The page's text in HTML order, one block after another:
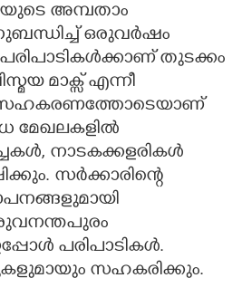
അമ്പതാം
ഒരുവർഷം
തുടക്കം
മാക്സ് എന്നീ
മേഖലകളിൽ
നാടകക്കളരികൾ
സർക്കാരിന്റെ
പരിപാടികൾ.
സഹകരിക്കും.